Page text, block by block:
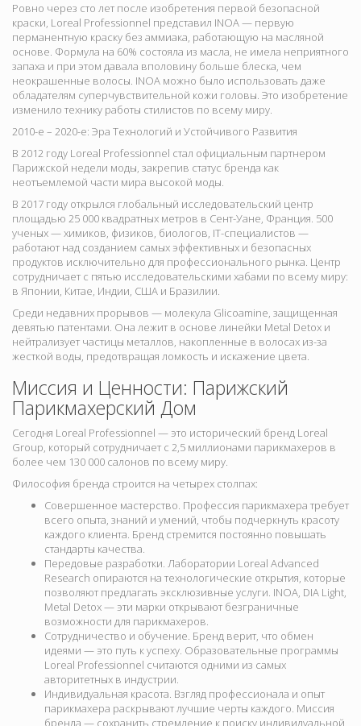
Ровно через сто лет после изобретения первой безопасной
краски, Loreal Professionnel представил INOA — первую
перманентную краску без аммиака, работающую на масляной
основе. Формула на 60% состояла из масла, не имела неприятного
запаха и при этом давала вполовину больше блеска, чем
неокрашенные волосы. INOA можно было использовать даже
обладателям суперчувствительной кожи головы. Это изобретение
изменило технику работы стилистов по всему миру.
2010-е – 2020-е: Эра Технологий и Устойчивого Развития
В 2012 году Loreal Professionnel стал официальным партнером
Парижской недели моды, закрепив статус бренда как
неотъемлемой части мира высокой моды.
В 2017 году открылся глобальный исследовательский центр
площадью 25 000 квадратных метров в Сент-Уане, Франция. 500
ученых — химиков, физиков, биологов, IT-специалистов —
работают над созданием самых эффективных и безопасных
продуктов исключительно для профессионального рынка. Центр
сотрудничает с пятью исследовательскими хабами по всему миру:
в Японии, Китае, Индии, США и Бразилии.
Среди недавних прорывов — молекула Glicoamine, защищенная
девятью патентами. Она лежит в основе линейки Metal Detox и
нейтрализует частицы металлов, накопленные в волосах из-за
жесткой воды, предотвращая ломкость и искажение цвета.
Миссия и Ценности: Парижский
Парикмахерский Дом
Сегодня Loreal Professionnel — это исторический бренд Loreal
Group, который сотрудничает с 2,5 миллионами парикмахеров в
более чем 130 000 салонов по всему миру.
Философия бренда строится на четырех столпах:
Совершенное мастерство. Профессия парикмахера требует
всего опыта, знаний и умений, чтобы подчеркнуть красоту
каждого клиента. Бренд стремится постоянно повышать
стандарты качества.
Передовые разработки. Лаборатории Loreal Advanced
Research опираются на технологические открытия, которые
позволяют предлагать эксклюзивные услуги. INOA, DIA Light,
Metal Detox — эти марки открывают безграничные
возможности для парикмахеров.
Сотрудничество и обучение. Бренд верит, что обмен
идеями — это путь к успеху. Образовательные программы
Loreal Professionnel считаются одними из самых
авторитетных в индустрии.
Индивидуальная красота. Взгляд профессионала и опыт
парикмахера раскрывают лучшие черты каждого. Миссия
бренда — сохранить стремление к поиску индивидуальной